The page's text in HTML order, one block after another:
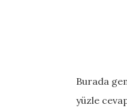
Burada
yüzle